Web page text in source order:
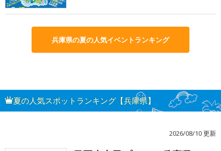
兵庫県の夏の人気イベントランキング
夏の人気スポットランキング【兵庫県】
2026/08/10 更新